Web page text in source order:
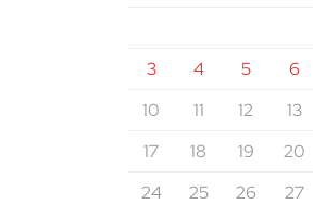
3
4 5 6
10
11 12 13
17
18 19 20
24
25 26 27